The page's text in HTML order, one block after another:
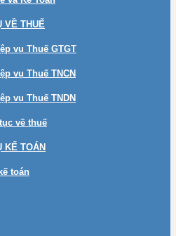
VỀ THUẾ
vụ Thuế GTGT
vụ Thuế TNCN
vụ Thuế TNDN
về thuế
KẾ TOÁN
toán